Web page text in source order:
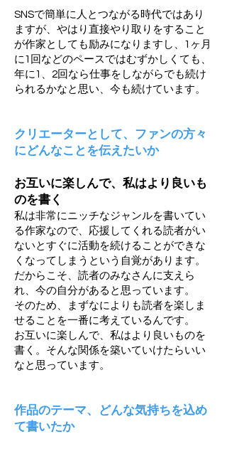
SNSで簡単に人とつながる時代ではあり
ますが、やはり直接やり取りをすること
が作家としても励みになりますし、1ヶ月
に1回などのペースではむずかしくても、
年に1、2回なら仕事をしながらでも続け
られるかなと思い、今も続けています。
クリエーターとして、ファンの方々
にどんなことを伝えたいか
お互いに楽しんで、私はより良いも
のを書く
私は非常にニッチなジャンルを書いてい
る作家なので、応援してくれる読者がい
ないとすぐに活動を続けることができな
くなってしまうという自覚があります。
だからこそ、読者のみなさんに支えら
れ、今の自分があると思っています。
そのため、まずなによりも読者を楽しま
せることを一番に考えているんです。
お互いに楽しんで、私はより良いものを
書く。そんな関係を築いていけたらいい
なと思っています。
作品のテーマ、どんな気持ちを込め
て書いたか